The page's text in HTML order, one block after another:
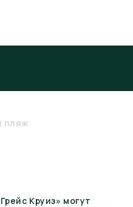
пляж
Круиз» могут